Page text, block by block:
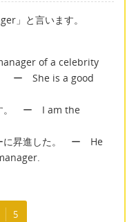
」と言います。
of a celebrity
ー She is a good
す。 ー I am the
に昇進した。 ー He
5